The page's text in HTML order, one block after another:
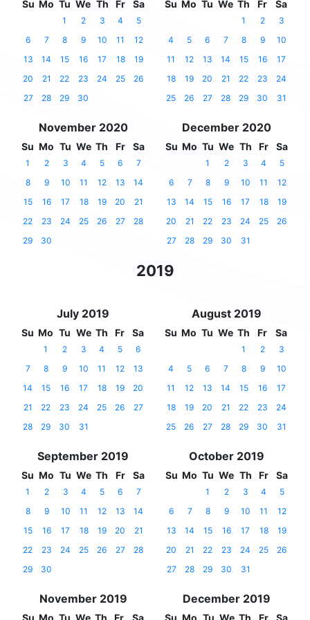
Su Mo Tu We Th Fr Sa
1 2 3 4
5
6
7 8 9 10 11
12
13
14 15 16 17 18
19
20
21 22 23 24 25
26
27
28 29 30
Su Mo Tu We Th Fr Sa
1 2
3
4
5 6 7 8 9
10
11
12 13 14 15 16
17
18
19 20 21 22 23
24
25
26 27 28 29 30 31
November 2020
Su Mo Tu We Th Fr Sa
1 2 3 4 5 6
7
8
9 10 11 12 13
14
15
16 17 18 19 20
21
22
23 24 25 26 27
28
29
30
December 2020
Su Mo Tu We Th Fr Sa
1 2 3 4
5
6
7 8 9 10 11
12
13
14 15 16 17 18
19
20
21 22 23 24 25
26
27
28 29 30 31
2019
July 2019
Su Mo Tu We Th Fr Sa
1 2 3 4 5
6
7
8 9 10 11 12
13
14
15 16 17 18 19
20
21
22 23 24 25 26
27
28
29 30 31
August 2019
Su Mo Tu We Th Fr Sa
1 2
3
4
5 6 7 8 9
10
11
12 13 14 15 16
17
18
19 20 21 22 23
24
25
26 27 28 29 30 31
September 2019
Su Mo Tu We Th Fr Sa
1 2 3 4 5 6
7
8
9 10 11 12 13
14
15
16 17 18 19 20
21
22
23 24 25 26 27
28
29
30
October 2019
Su Mo Tu We Th Fr Sa
1 2 3 4
5
6
7 8 9 10 11
12
13
14 15 16 17 18
19
20
21 22 23 24 25
26
27
28 29 30 31
November 2019 December 2019